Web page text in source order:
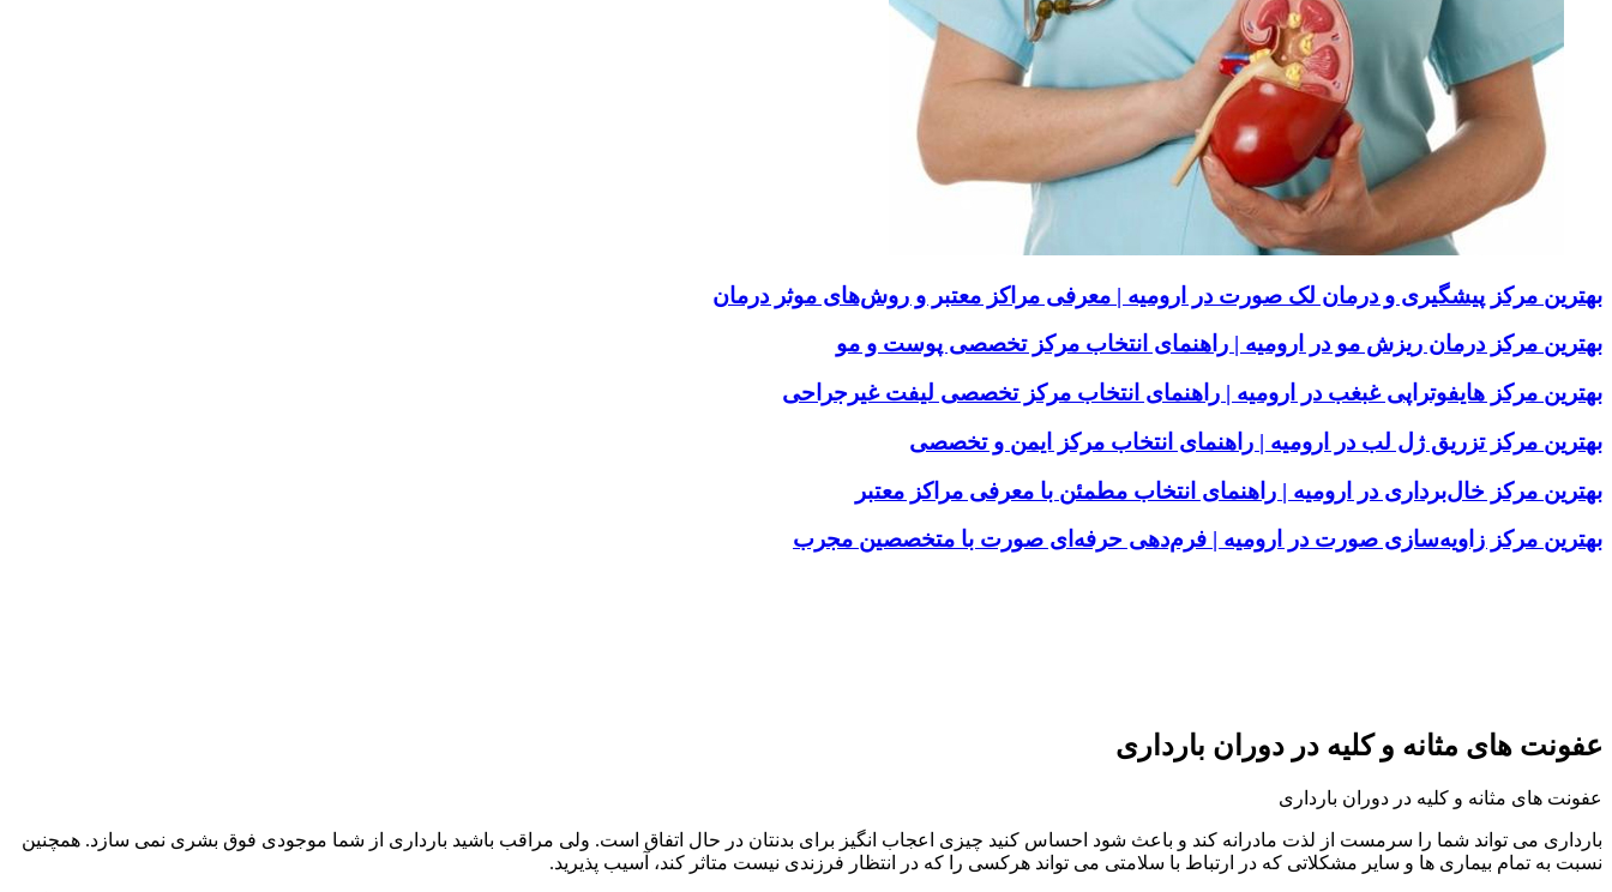
بهترین مرکز پیشگیری و درمان لک صورت در ارومیه | معرفی مراکز معتبر و روش‌های موثر درمان
بهترین مرکز درمان ریزش مو در ارومیه | راهنمای انتخاب مرکز تخصصی پوست و مو
بهترین مرکز هایفوتراپی غبغب در ارومیه | راهنمای انتخاب مرکز تخصصی لیفت غیرجراحی
بهترین مرکز تزریق ژل لب در ارومیه | راهنمای انتخاب مرکز ایمن و تخصصی
بهترین مرکز خال‌برداری در ارومیه | راهنمای انتخاب مطمئن با معرفی مراکز معتبر
بهترین مرکز زاویه‌سازی صورت در ارومیه | فرم‌دهی حرفه‌ای صورت با متخصصین مجرب
عفونت های مثانه و کلیه در دوران بارداری
عفونت های مثانه و کلیه در دوران بارداری
بارداری می تواند شما را سرمست از لذت مادرانه کند و باعث شود احساس کنید چیزی اعجاب انگیز برای بدنتان در حال اتفاق است. ولی مراقب باشید بارداری از شما موجودی فوق بشری نمی سازد. همچنین
نسبت به تمام بیماری ها و سایر مشکلاتی که در ارتباط با سلامتی می تواند هرکسی را که در انتظار فرزندی نیست متاثر کند، آسیب پذیرید.